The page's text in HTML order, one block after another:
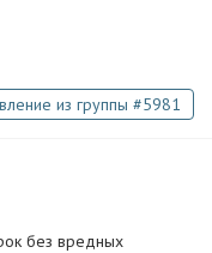
из группы #5981
без вредных